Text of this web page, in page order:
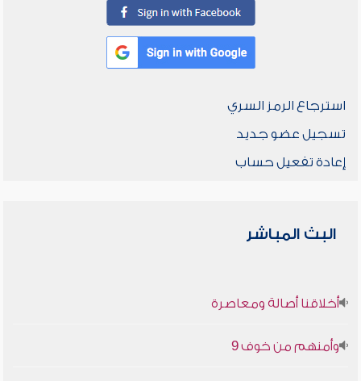
استرجاع الرمز السري
تسجيل عضو جديد
إعادة تفعيل حساب
البث المباشر
أخلاقنا أصالة ومعاصرة
وأمنهم من خوف 9